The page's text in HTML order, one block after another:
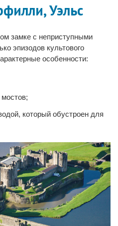
Уэльс
замке с неприступными
эпизодов культового
особенности:
который обустроен для